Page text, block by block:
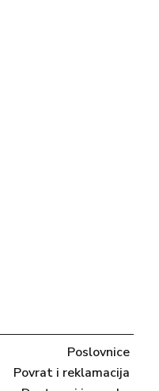
Poslovnice
Povrat i reklamacija